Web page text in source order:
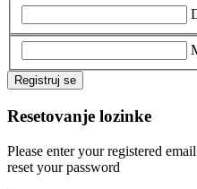
Registruj se
Resetovanje lozinke
Please enter your registered
reset your password